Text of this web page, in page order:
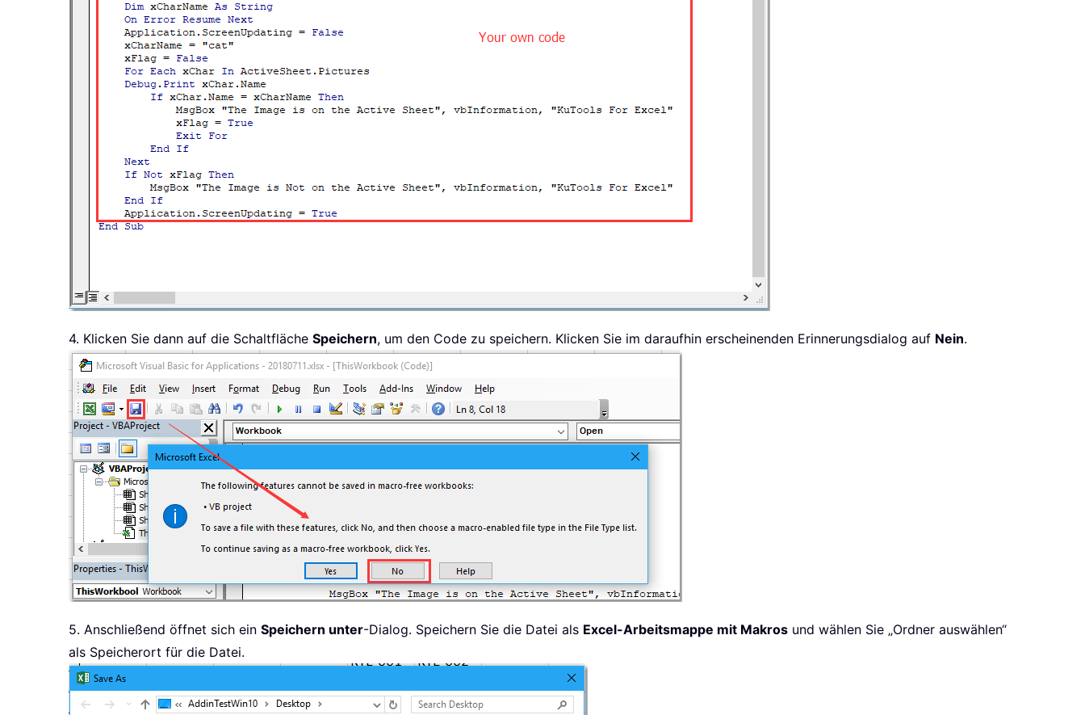
4. Klicken Sie dann auf die Schaltfläche Speichern, um den Code zu speichern. Klicken Sie im daraufhin erscheinenden Erinnerungsdialog auf Nein.
5. Anschließend öffnet sich ein Speichern unter-Dialog. Speichern Sie die Datei als Excel-Arbeitsmappe mit Makros und wählen Sie „Ordner auswählen“
als Speicherort für die Datei.